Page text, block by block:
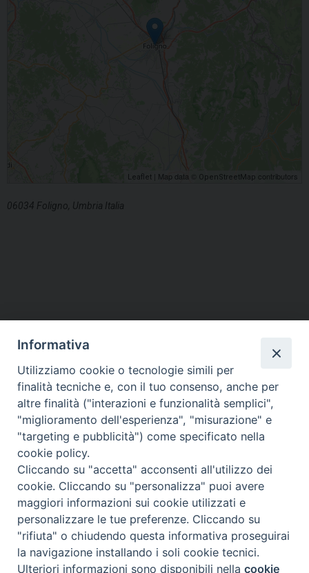
Leaflet | Map data © OpenStreetMap contributors
06034 Foligno, Umbria Italia
HOME VESCOVO ORARI MESSE
CURIA VESCOVILE
TUTELA MINORI
UFFICI PASTORALI PERSONE
VITA CONSACRATA
DOCUMENTI
CONTATTI
Copyright © 2018 Diocesi di Foligno /Curia . Piazza Mons. Faloci 3 - 06034
tel. 0742 350473 fax 0742 349021 email: info@diocesidifoligno.it . pec:
diocesidifoligno@pec.it
Informativa
Utilizziamo cookie o tecnologie simili per
finalità tecniche e, con il tuo consenso, anche per
altre finalità ("interazioni e funzionalità semplici",
"miglioramento dell'esperienza", "misurazione" e
"targeting e pubblicità") come specificato nella
cookie policy.
Cliccando su "accetta" acconsenti all'utilizzo dei
cookie. Cliccando su "personalizza" puoi avere
maggiori informazioni sui cookie utilizzati e
personalizzare le tue preferenze. Cliccando su
"rifiuta" o chiudendo questa informativa proseguirai
la navigazione installando i soli cookie tecnici.
Ulteriori informazioni sono disponibili nellacookie